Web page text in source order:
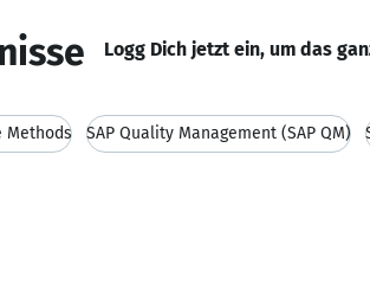
Logg Dich jetzt ein, um das
Methods SAP Quality Management (SAP QM)